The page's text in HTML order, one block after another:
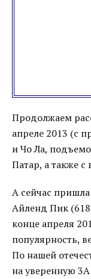
Продолжаем
апреле 2013 (с
и Чо Ла,
Патар, а также
А сейчас
Айленд Пик
конце апреля
популярность,
По нашей
на уверенную